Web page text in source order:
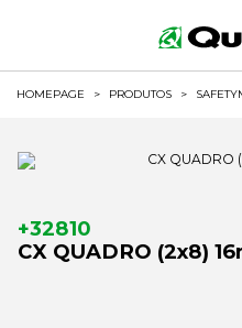
HOMEPAGE > PRODUTOS >
+32810
CX QUADRO (2x8)